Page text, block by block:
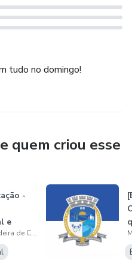
tudo no domingo!
quem criou esse
-
e
Michelle Bandeira de Carvalho